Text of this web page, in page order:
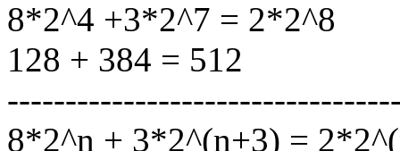
8*2^4 +3*2^7 = 2*2^8
128 + 384 = 512
8*2^n + 3*2^(n+3) =